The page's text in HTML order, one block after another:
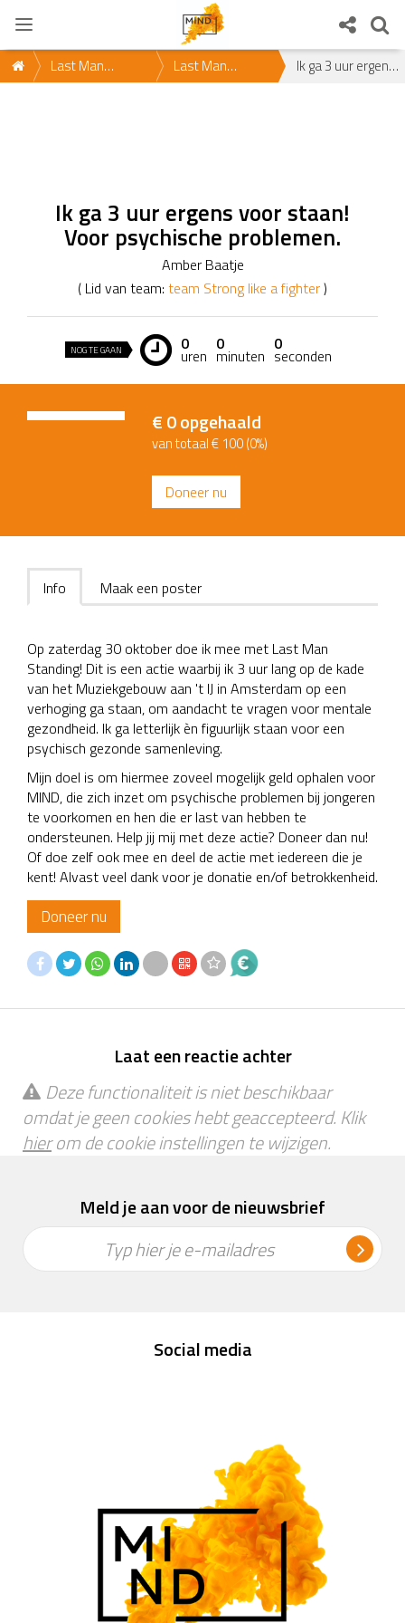
Last Man
Last Man
mee!
Ik ga 3 uur ergens voor staan! Voor psychische problemen.
Ik ga 3 uur ergens voor staan!
Voor psychische problemen.
Amber Baatje
( Lid van team: team Strong like a fighter)
NOG TE GAAN 0
uren
0
minuten
0
seconden
€ 0opgehaald
van totaal € 100 (0%)
Doneer nu
Info Maak een poster
Op zaterdag 30 oktober doe ik mee met Last Man
Standing! Dit is een actie waarbij ik 3 uur lang op de kade
van het Muziekgebouw aan 't IJ in Amsterdam op een
verhoging ga staan, om aandacht te vragen voor mentale
gezondheid. Ik ga letterlijk èn figuurlijk staan voor een
psychisch gezonde samenleving.
Mijn doel is om hiermee zoveel mogelijk geld ophalen voor
MIND, die zich inzet om psychische problemen bij jongeren
te voorkomen en hen die er last van hebben te
ondersteunen. Help jij mij met deze actie? Doneer dan nu!
Of doe zelf ook mee en deel de actie met iedereen die je
kent! Alvast veel dank voor je donatie en/of betrokkenheid.
Doneer nu
Laat een reactie achter
Deze functionaliteit is niet beschikbaar
omdat je geen cookies hebt geaccepteerd. Klik
hierom de cookie instellingen te wijzigen.
Meld je aan voor de nieuwsbrief
Typ hier je e-mailadres
Social media